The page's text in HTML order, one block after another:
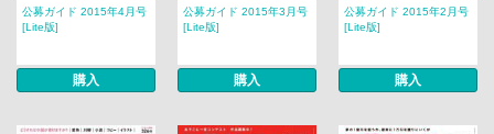
公募ガイド 2015年4月号
[Lite版]
購入
公募ガイド 2015年3月号
[Lite版]
購入
公募ガイド 2015年2月号
[Lite版]
購入